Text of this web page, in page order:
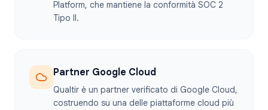
Platform, che mantiene la conformità SOC 2
Tipo II.
Partner Google Cloud
Qualtir è un partner verificato di Google Cloud,
costruendo su una delle piattaforme cloud più